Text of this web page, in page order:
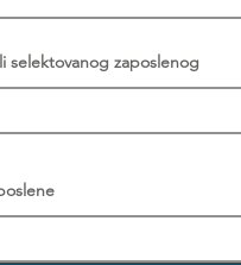
selektovanog zaposlenog